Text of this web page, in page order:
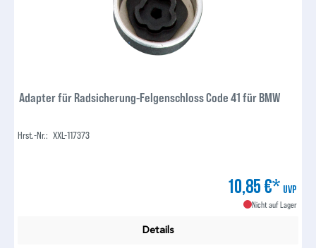
Adapter für Radsicherung-Felgenschloss Code 41 für BMW
Hrst.-Nr.: XXL-117373
10,85 €* UVP
Nicht auf Lager
Details